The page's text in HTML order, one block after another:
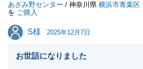
あざみ野センター / 神奈川県 横浜市青葉区
を ご購入
S様
S様 2025年12月7日
お世話になりました